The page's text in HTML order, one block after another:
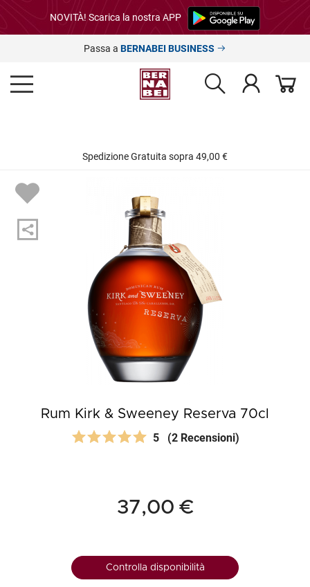
NOVITÀ! Scarica la nostra APP
Passa a BERNABEI BUSINESS
Spedizione Gratuita sopra 49,00 €
Rum Kirk & Sweeney Reserva 70cl
5 (2 Recensioni)
37,00 €
Controlla disponibilità